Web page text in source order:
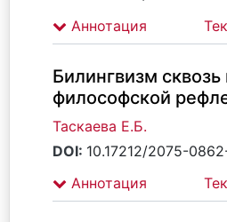
Аннотация
Билингвизм
философской
Таскаева Е.Б.
DOI: 10.17212/2075-
Аннотация